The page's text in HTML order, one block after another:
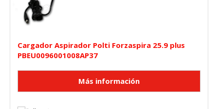
Cargador Aspirador Polti Forzaspira 25.9 plus
PBEU0096001008AP37